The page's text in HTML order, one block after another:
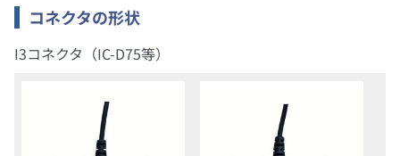
コネクタの形状
I3コネクタ（IC-D75等）